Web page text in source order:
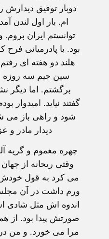
دوبار توفیق
ام. بار اول لندن
توانستم ایران
بود. با پادرمیانی
هلند دو هفته ای
سین جیم سه روزه
برگشتم. اما دیگر
گفتند نیاید. امیدوار
شود و راهی باز می
دیدار مادر و
چهره مغموم و گریه
وقتی ریحانه از
می کرد به قول
ورم داشت در آن
اندوه اش مثل شادی
صورتش پیدا بود. از
مرا می خورد. و من در